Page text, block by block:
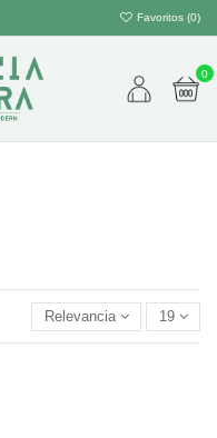
Favoritos (0)
0
Relevancia 19